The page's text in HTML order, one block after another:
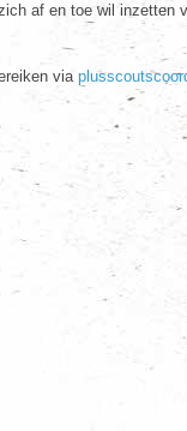
af en toe wil inzetten
via